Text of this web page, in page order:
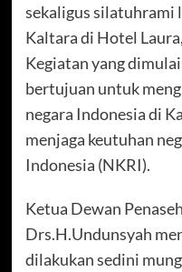
sekaligus silatuhrami
Kaltara di Hotel
Kegiatan yang
bertujuan untuk
negara Indonesia di
menjaga keutuhan
Indonesia (NKRI).
Ketua Dewan
Drs.H.Undunsyah
dilakukan sedini